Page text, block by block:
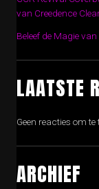
van Creedence
Beleef de Magie
LAATSTE
Geen reacties om te
ARCHIEF